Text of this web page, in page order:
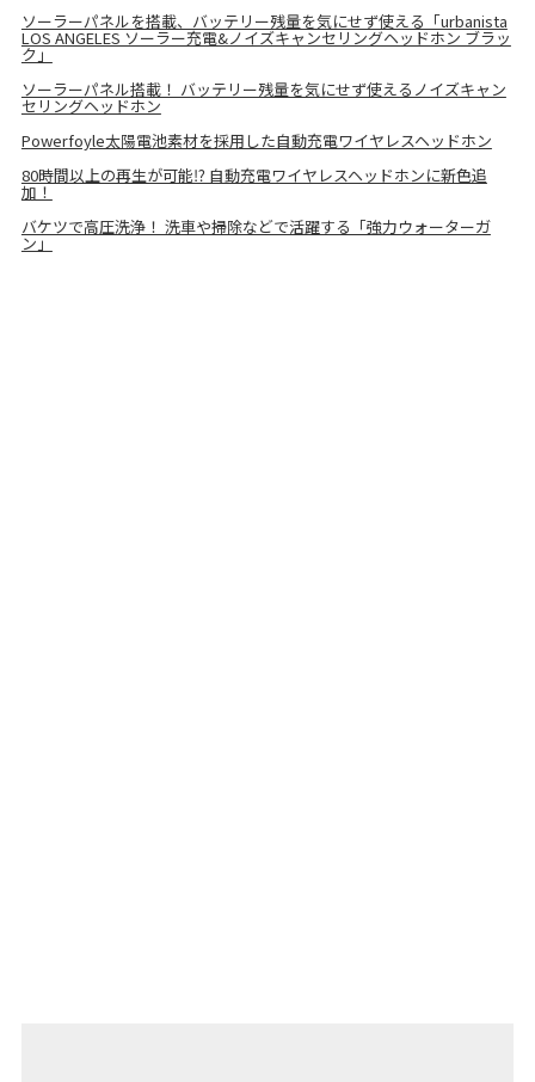
ソーラーパネルを搭載、バッテリー残量を気にせず使える「urbanista
LOS ANGELES ソーラー充電&ノイズキャンセリングヘッドホン ブラッ
ク」
ソーラーパネル搭載！ バッテリー残量を気にせず使えるノイズキャン
セリングヘッドホン
Powerfoyle太陽電池素材を採用した自動充電ワイヤレスヘッドホン
80時間以上の再生が可能⁉ 自動充電ワイヤレスヘッドホンに新色追
加！
バケツで高圧洗浄！ 洗車や掃除などで活躍する「強力ウォーターガ
ン」